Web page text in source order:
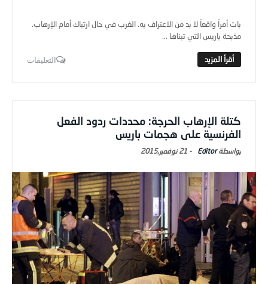
بات أمراً واقعاً لا بد من الاعتراف به. الغرب في حال ارتباك أمام الإرهاب.
مذبحة باريس التي تبناها ...
التعليقات
كتلة الإرهاب الحرجة: محددات ردود الفعل
الفرنسية على هجمات باريس
Editor
- 21 نوفمبر,2015